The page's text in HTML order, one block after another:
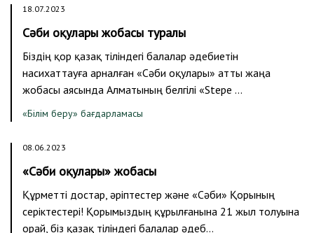
18.07.2023
Сәби оқулары жобасы туралы
Біздің қор қазақ тіліндегі балалар әдебиетін
насихаттауға арналған «Сәби оқулары» атты жаңа
жобасы аясында Алматының белгілі «Stepe …
«Білім беру» бағдарламасы
08.06.2023
«Сәби оқулары» жобасы
Құрметті достар, әріптестер және «Сәби» Қорының
серіктестері! Қорымыздың құрылғанына 21 жыл толуына
орай, біз қазақ тіліндегі балалар әдеб…